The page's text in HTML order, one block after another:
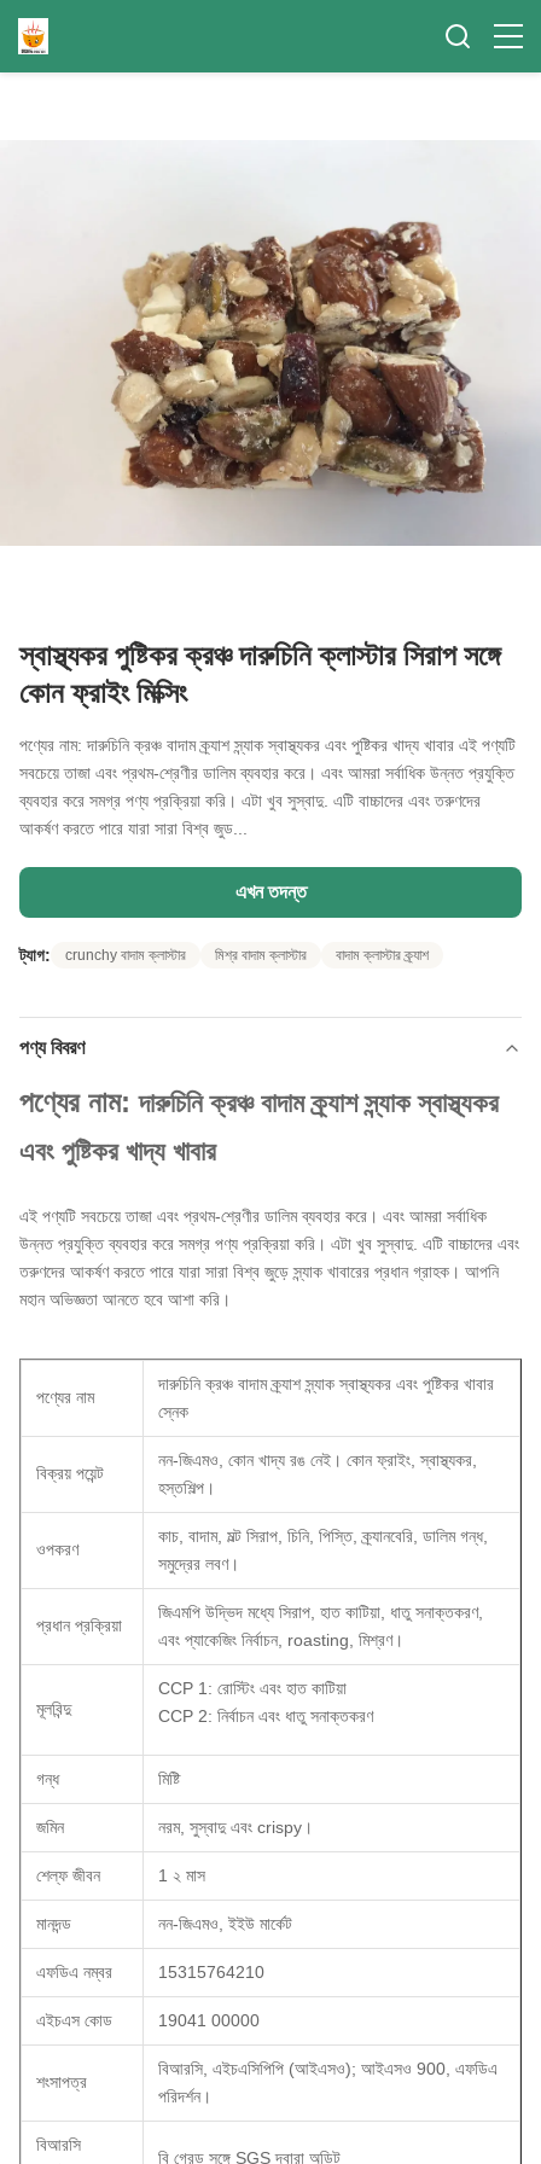
স্বাস্থ্যকর পুষ্টিকর ক্রঞ্চ দারুচিনি ক্লাস্টার সিরাপ সঙ্গে
কোন ফ্রাইং মিক্সিং
পণ্যের নাম: দারুচিনি ক্রঞ্চ বাদাম ক্র্যাশ স্ন্যাক স্বাস্থ্যকর এবং পুষ্টিকর খাদ্য খাবার এই পণ্যটি
সবচেয়ে তাজা এবং প্রথম-শ্রেণীর ডালিম ব্যবহার করে। এবং আমরা সর্বাধিক উন্নত প্রযুক্তি
ব্যবহার করে সমগ্র পণ্য প্রক্রিয়া করি। এটা খুব সুস্বাদু. এটি বাচ্চাদের এবং তরুণদের
আকর্ষণ করতে পারে যারা সারা বিশ্ব জুড...
এখন তদন্ত
ট্যাগ: crunchy বাদাম ক্লাস্টার মিশ্র বাদাম ক্লাস্টার বাদাম ক্লাস্টার ক্র্যাশ
পণ্য বিবরণ
পণ্যের নাম:দারুচিনি ক্রঞ্চ বাদাম ক্র্যাশ স্ন্যাক স্বাস্থ্যকর
এবং পুষ্টিকর খাদ্য খাবার
এই পণ্যটি সবচেয়ে তাজা এবং প্রথম-শ্রেণীর ডালিম ব্যবহার করে। এবং আমরা সর্বাধিক
উন্নত প্রযুক্তি ব্যবহার করে সমগ্র পণ্য প্রক্রিয়া করি। এটা খুব সুস্বাদু. এটি বাচ্চাদের এবং
তরুণদের আকর্ষণ করতে পারে যারা সারা বিশ্ব জুড়ে স্ন্যাক খাবারের প্রধান গ্রাহক। আপনি
মহান অভিজ্ঞতা আনতে হবে আশা করি।
পণ্যের নাম
দারুচিনি ক্রঞ্চ বাদাম ক্র্যাশ স্ন্যাক স্বাস্থ্যকর এবং পুষ্টিকর খাবার
স্নেক
বিক্রয় পয়েন্ট
নন-জিএমও, কোন খাদ্য রঙ নেই। কোন ফ্রাইং, স্বাস্থ্যকর,
হস্তশিল্প।
ওপকরণ
কাচ, বাদাম, মল্ট সিরাপ, চিনি, পিস্তি, ক্র্যানবেরি, ডালিম গন্ধ,
সমুদ্রের লবণ।
প্রধান প্রক্রিয়া
জিএমপি উদ্ভিদ মধ্যে সিরাপ, হাত কাটিয়া, ধাতু সনাক্তকরণ,
এবং প্যাকেজিং নির্বাচন, roasting, মিশ্রণ।
মূলবিন্দু
CCP 1: রোস্টিং এবং হাত কাটিয়া
CCP 2: নির্বাচন এবং ধাতু সনাক্তকরণ
গন্ধ মিষ্টি
জমিন নরম, সুস্বাদু এবং crispy।
শেল্ফ জীবন 1 ২ মাস
মানদন্ড নন-জিএমও, ইইউ মার্কেট
এফডিএ নম্বর 15315764210
এইচএস কোড 19041 00000
শংসাপত্র
বিআরসি, এইচএসিপিপি (আইএসও); আইএসও 900, এফডিএ
পরিদর্শন।
বিআরসি
বি গ্রেড সঙ্গে SGS দ্বারা অডিট